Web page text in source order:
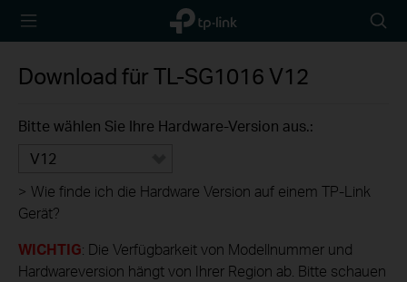
TP-Link,
Reliably
icon
Download fürTL-SG1016 V12
Bitte wählen Sie Ihre Hardware-Version aus.:
V12
> Wie finde ich die Hardware Version auf einem TP-Link
Gerät?
WICHTIG: Die Verfügbarkeit von Modellnummer und
Hardwareversion hängt von Ihrer Region ab. Bitte schauen